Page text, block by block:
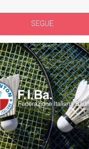
SEGUE
UTILIZZAZIONE E
CONTROLLI E RILIEVI
ALTRI CONTENUTI
BANDI DI GARA E
WHISTLEBLOWING